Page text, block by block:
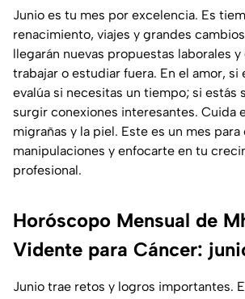
Junio es tu mes por excelencia. Es
renacimiento, viajes y grandes
llegarán nuevas propuestas laborales
trabajar o estudiar fuera. En el amor, si
evalúa si necesitas un tiempo; si estás
surgir conexiones interesantes. Cuida
migrañas y la piel. Este es un mes
manipulaciones y enfocarte en tu
profesional.
Horóscopo Mensual de
Vidente para Cáncer:
Junio trae retos y logros importantes.